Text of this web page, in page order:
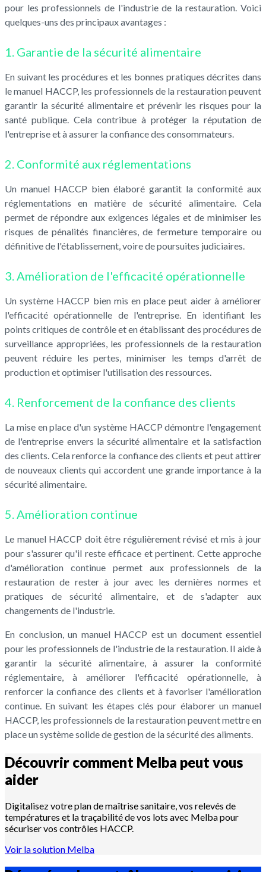
pour les professionnels de l'industrie de la restauration. Voici
quelques-uns des principaux avantages :
1. Garantie de la sécurité alimentaire
En suivant les procédures et les bonnes pratiques décrites dans
le manuel HACCP, les professionnels de la restauration peuvent
garantir la sécurité alimentaire et prévenir les risques pour la
santé publique. Cela contribue à protéger la réputation de
l'entreprise et à assurer la confiance des consommateurs.
2. Conformité aux réglementations
Un manuel HACCP bien élaboré garantit la conformité aux
réglementations en matière de sécurité alimentaire. Cela
permet de répondre aux exigences légales et de minimiser les
risques de pénalités financières, de fermeture temporaire ou
définitive de l'établissement, voire de poursuites judiciaires.
3. Amélioration de l'efficacité opérationnelle
Un système HACCP bien mis en place peut aider à améliorer
l'efficacité opérationnelle de l'entreprise. En identifiant les
points critiques de contrôle et en établissant des procédures de
surveillance appropriées, les professionnels de la restauration
peuvent réduire les pertes, minimiser les temps d'arrêt de
production et optimiser l'utilisation des ressources.
4. Renforcement de la confiance des clients
La mise en place d'un système HACCP démontre l'engagement
de l'entreprise envers la sécurité alimentaire et la satisfaction
des clients. Cela renforce la confiance des clients et peut attirer
de nouveaux clients qui accordent une grande importance à la
sécurité alimentaire.
5. Amélioration continue
Le manuel HACCP doit être régulièrement révisé et mis à jour
pour s'assurer qu'il reste efficace et pertinent. Cette approche
d'amélioration continue permet aux professionnels de la
restauration de rester à jour avec les dernières normes et
pratiques de sécurité alimentaire, et de s'adapter aux
changements de l'industrie.
En conclusion, un manuel HACCP est un document essentiel
pour les professionnels de l'industrie de la restauration. Il aide à
garantir la sécurité alimentaire, à assurer la conformité
réglementaire, à améliorer l'efficacité opérationnelle, à
renforcer la confiance des clients et à favoriser l'amélioration
continue. En suivant les étapes clés pour élaborer un manuel
HACCP, les professionnels de la restauration peuvent mettre en
place un système solide de gestion de la sécurité des aliments.
Découvrir comment Melba peut vous
aider
Digitalisez votre plan de maîtrise sanitaire, vos relevés de
températures et la traçabilité de vos lots avec Melba pour
sécuriser vos contrôles HACCP.
Voir la solution Melba